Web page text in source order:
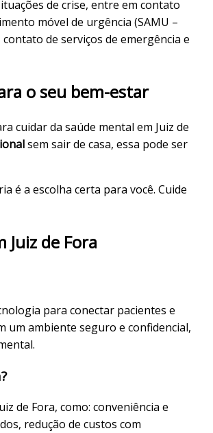
de crise, entre em contato
móvel de urgência (SAMU –
de serviços de emergência e
o seu bem-estar
cuidar da saúde mental em Juiz de
sem sair de casa, essa pode ser
é a escolha certa para você. Cuide
de Fora
para conectar pacientes e
um ambiente seguro e confidencial,
de Fora, como: conveniência e
redução de custos com